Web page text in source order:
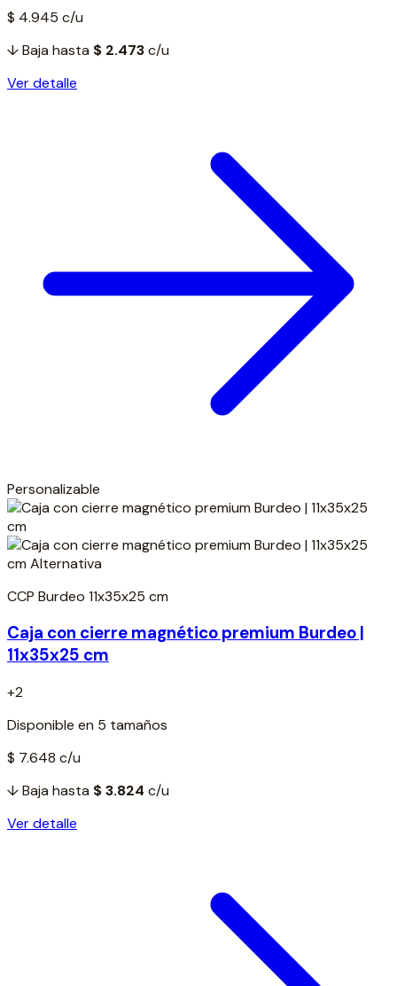
$ 4.945 c/u
↓ Baja hasta $ 2.473c/u
Ver detalle
Personalizable
CCP Burdeo 11x35x25 cm
Caja con cierre magnético premium Burdeo |
11x35x25 cm
+2
Disponible en 5 tamaños
$ 7.648 c/u
↓ Baja hasta $ 3.824 c/u
Ver detalle